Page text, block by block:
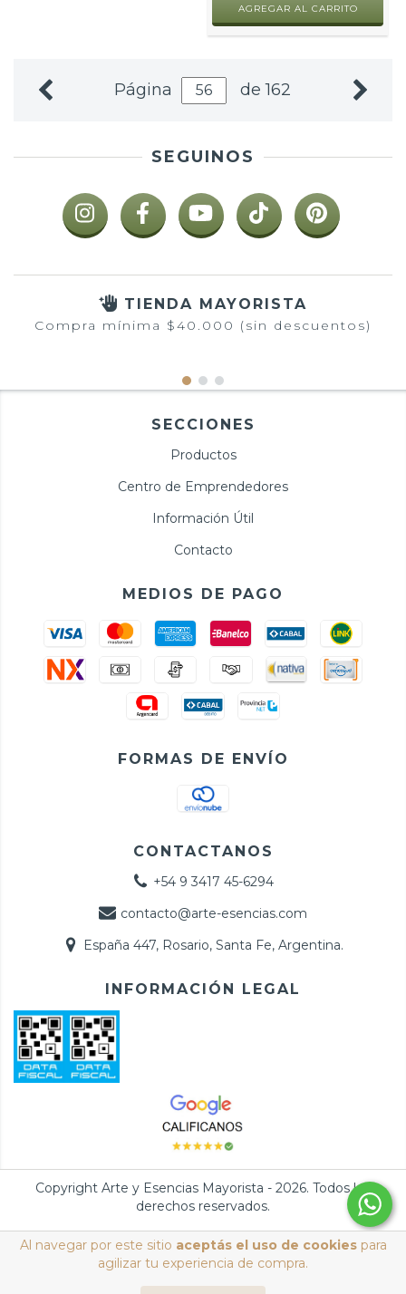
Al navegar por este sitio aceptás el uso de cookiespara
agilizar tu experiencia de compra.
Página de 162
SEGUINOS
TIENDA MAYORISTA
Compra mínima $40.000 (sin descuentos)
SECCIONES
Productos
Centro de Emprendedores
Información Útil
Contacto
MEDIOS DE PAGO
FORMAS DE ENVÍO
CONTACTANOS
+54 9 3417 45-6294
contacto@arte-esencias.com
España 447, Rosario, Santa Fe, Argentina.
INFORMACIÓN LEGAL
Copyright Arte y Esencias Mayorista - 2026. Todos los
derechos reservados.
Defensa de las y los consumidores. Para reclamos ingresá acá.
/
Botón de arrepentimiento